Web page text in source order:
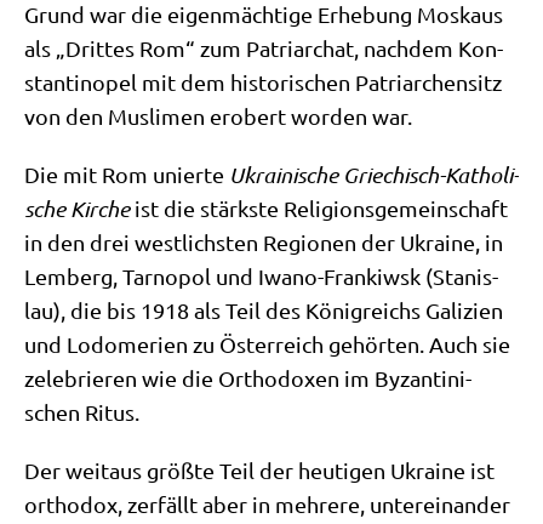
Grund war die eigen­mäch­ti­ge Erhe­bung Mos­kaus
als „Drit­tes Rom“ zum Patri­ar­chat, nach­dem Kon­
stan­ti­no­pel mit dem histo­ri­schen Patri­ar­chen­sitz
von den Mus­li­men erobert wor­den war.
Die mit Rom unier­te Ukrai­ni­sche Grie­chisch-Katho­li­
sche Kir­cheist die stärk­ste Reli­gi­ons­ge­mein­schaft
in den drei west­lich­sten Regio­nen der Ukrai­ne, in
Lem­berg, Tar­no­pol und Iwa­no-Fran­kiwsk (Sta­nis­
lau), die bis 1918 als Teil des König­reichs Gali­zi­en
und Lodo­me­rien zu Öster­reich gehör­ten. Auch sie
zele­brie­ren wie die Ortho­do­xen im Byzan­ti­ni­
schen Ritus.
Der weit­aus größ­te Teil der heu­ti­gen Ukrai­ne ist
ortho­dox, zer­fällt aber in meh­re­re, unter­ein­an­der